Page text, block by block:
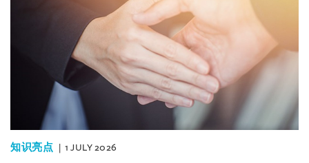
知识亮点 1 JULY 2026